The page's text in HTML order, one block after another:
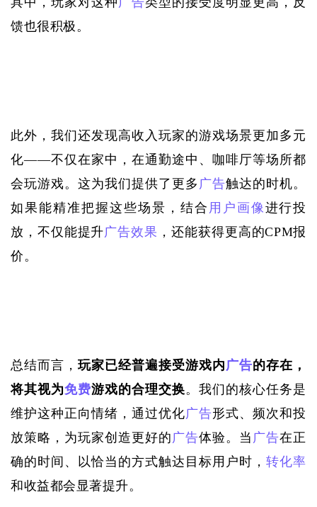
馈也很积极。
此外，我们还发现高收入玩家的游戏场景更加多元
化——不仅在家中，在通勤途中、咖啡厅等场所都
会玩游戏。这为我们提供了更多 广告触达的时机。
如果能精准把握这些场景，结合 用户画像进行投
放，不仅能提升广告效果 ，还能获得更高的CPM报
价。
总结而言，玩家已经普遍接受游戏内广告的存在，
将其视为免费游戏的合理交换。我们的核心任务是
维护这种正向情绪，通过优化广告形式、频次和投
放策略，为玩家创造更好的 广告体验。当 广告在正
确的时间、以恰当的方式触达目标用户时，转化率
和收益都会显著提升。